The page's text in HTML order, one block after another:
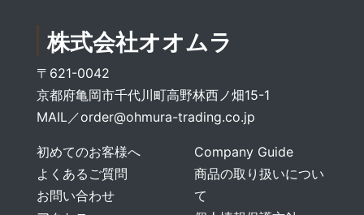
株式会社オオムラ
〒621-0042
京都府亀岡市千代川町高野林西ノ畑15-1
MAIL／order@ohmura-trading.co.jp
初めてのお客様へ
よくあるご質問
お問い合わせ
Company Guide
商品の取り扱いについ
て